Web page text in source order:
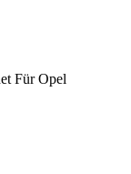
Für Opel